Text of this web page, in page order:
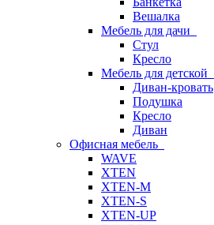
Вешалка
Мебель для дачи
Стул
Кресло
Мебель для детской
Диван-кровать
Подушка
Кресло
Диван
Офисная мебель
WAVE
XTEN
XTEN-M
XTEN-S
XTEN-UP